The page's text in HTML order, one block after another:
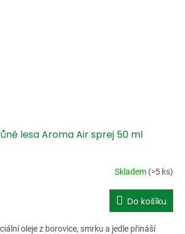
lesa Aroma Air sprej 50 ml
Skladem (>5 ks)
Do košíku
oleje z borovice, smrku a jedle přináší